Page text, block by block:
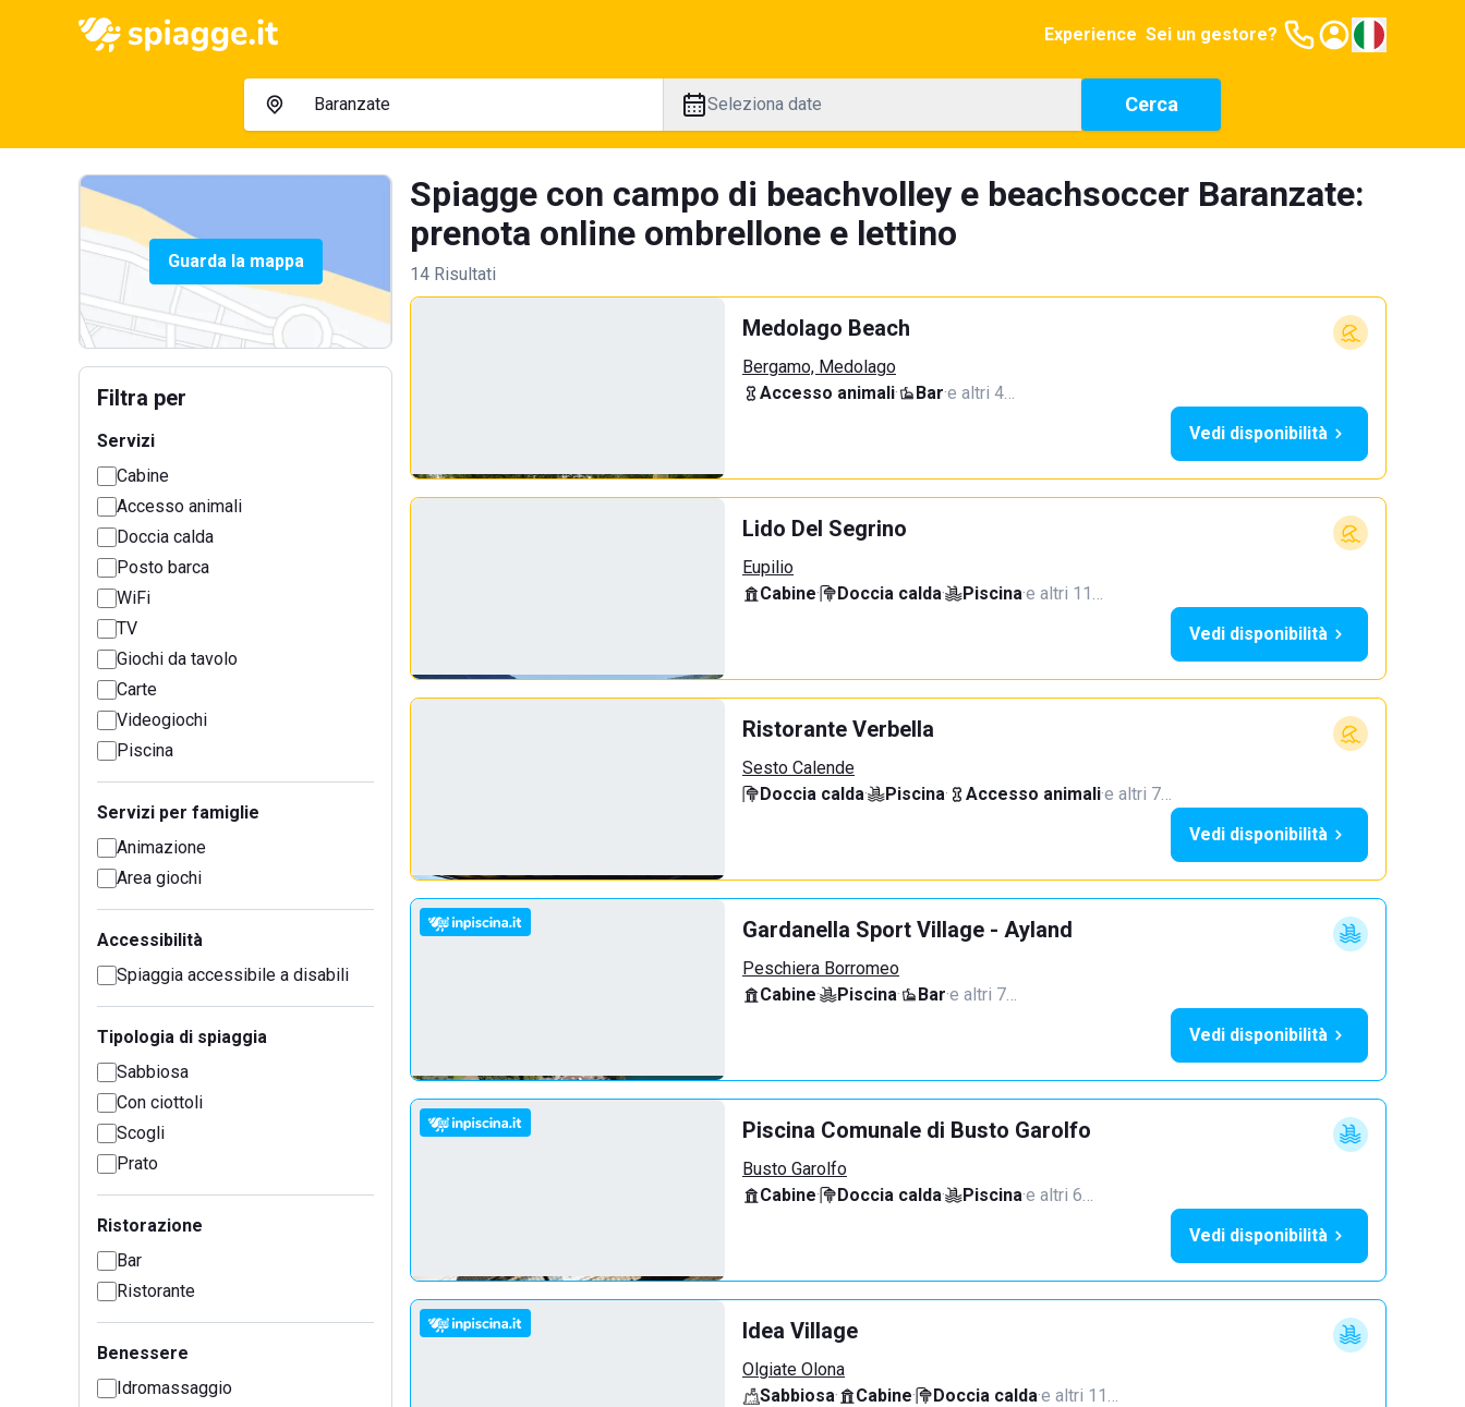
Experience Sei un gestore?
Seleziona date Cerca
Guarda la mappa
Filtra per
Servizi
Cabine
Accesso animali
Doccia calda
Posto barca
WiFi
TV
Giochi da tavolo
Carte
Videogiochi
Piscina
Servizi per famiglie
Animazione
Area giochi
Accessibilità
Spiaggia accessibile a disabili
Tipologia di spiaggia
Sabbiosa
Con ciottoli
Scogli
Prato
Ristorazione
Bar
Ristorante
Benessere
Idromassaggio
Spiagge con campo di beachvolley e beachsoccer Baranzate:
prenota online ombrellone e lettino
14 Risultati
Medolago Beach
Bergamo, Medolago
Accesso animali· Bar·e altri 4…
Vedi disponibilità
Lido Del Segrino
Eupilio
Cabine· Doccia calda· Piscina·e altri 11…
Vedi disponibilità
Ristorante Verbella
Sesto Calende
Doccia calda· Piscina· Accesso animali·e altri 7…
Vedi disponibilità
Gardanella Sport Village - Ayland
Peschiera Borromeo
Cabine· Piscina· Bar·e altri 7…
Vedi disponibilità
Piscina Comunale di Busto Garolfo
Busto Garolfo
Cabine· Doccia calda· Piscina·e altri 6…
Vedi disponibilità
Idea Village
Olgiate Olona
Sabbiosa· Cabine· Doccia calda·e altri 11…